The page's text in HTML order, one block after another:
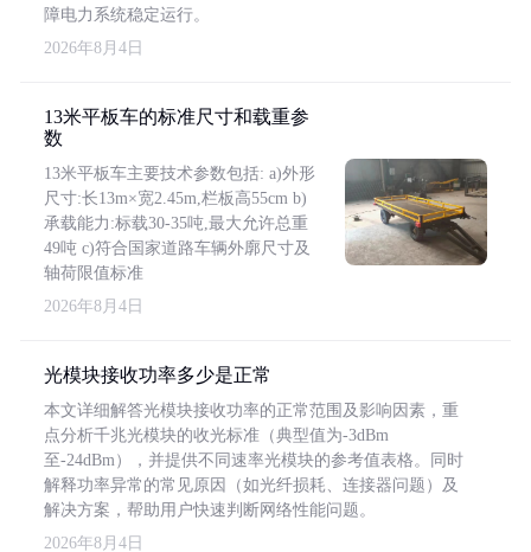
障电力系统稳定运行。
2026年8月4日
13米平板车的标准尺寸和载重参
数
13米平板车主要技术参数包括: a)外形
尺寸:长13m×宽2.45m,栏板高55cm b)
承载能力:标载30-35吨,最大允许总重
49吨 c)符合国家道路车辆外廓尺寸及
轴荷限值标准
2026年8月4日
光模块接收功率多少是正常
本文详细解答光模块接收功率的正常范围及影响因素，重
点分析千兆光模块的收光标准（典型值为-3dBm
至-24dBm），并提供不同速率光模块的参考值表格。同时
解释功率异常的常见原因（如光纤损耗、连接器问题）及
解决方案，帮助用户快速判断网络性能问题。
2026年8月4日